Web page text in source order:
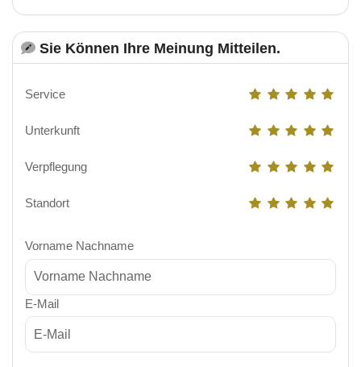
Sie Können Ihre Meinung Mitteilen.
Service
Unterkunft
Verpflegung
Standort
Vorname Nachname
E-Mail